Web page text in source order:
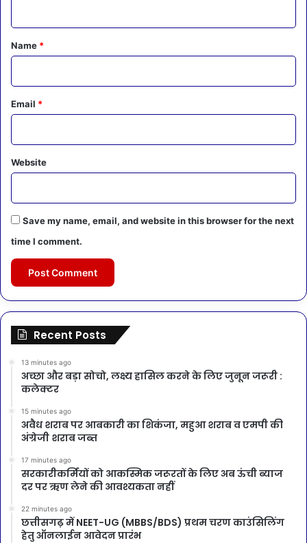
*
Name *
Email *
Website
Save my name, email, and website in this browser for the next
time I comment.
Recent Posts
13 minutes ago
अच्छा और बड़ा सोचो, लक्ष्य हासिल करने के लिए जुनून जरूरी :
कलेक्टर
15 minutes ago
अवैध शराब पर आबकारी का शिकंजा, महुआ शराब व एमपी की
अंग्रेजी शराब जब्त
17 minutes ago
सरकारीकर्मियों को आकस्मिक जरूरतों के लिए अब ऊंची ब्याज
दर पर ऋण लेने की आवश्यकता नहीं
22 minutes ago
छत्तीसगढ़ में NEET-UG (MBBS/BDS) प्रथम चरण काउंसिलिंग
हेतु ऑनलाईन आवेदन प्रारंभ